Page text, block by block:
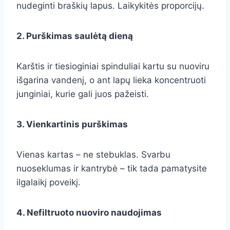
nudeginti braškių lapus. Laikykitės proporcijų.
2. Purškimas saulėtą dieną
Karštis ir tiesioginiai spinduliai kartu su nuoviru
išgarina vandenį, o ant lapų lieka koncentruoti
junginiai, kurie gali juos pažeisti.
3. Vienkartinis purškimas
Vienas kartas – ne stebuklas. Svarbu
nuoseklumas ir kantrybė – tik tada pamatysite
ilgalaikį poveikį.
4. Nefiltruoto nuoviro naudojimas